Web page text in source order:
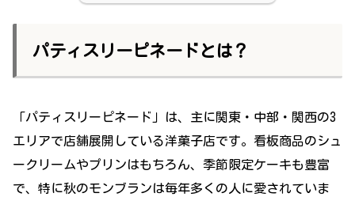
パティスリーピネードとは？
「パティスリーピネード」は、主に関東・中部・関西の3
エリアで店舗展開している洋菓子店です。看板商品のシュ
ークリームやプリンはもちろん、季節限定ケーキも豊富
で、特に秋のモンブランは毎年多くの人に愛されていま